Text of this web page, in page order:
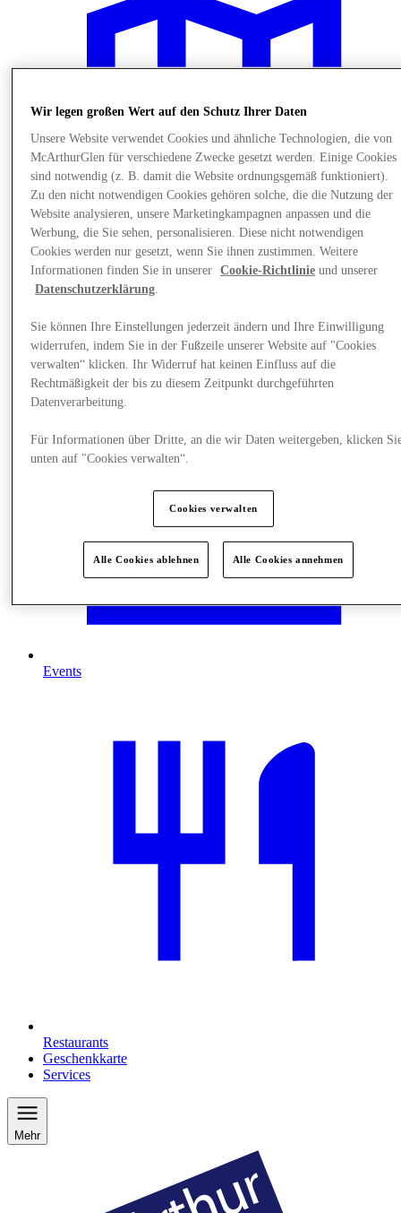
Plane Deinen Besuch
Events
Restaurants
Geschenkkarte
Services
Mehr
Wir legen großen Wert auf den Schutz Ihrer Daten
Unsere Website verwendet Cookies und ähnliche Technologien, die von
McArthurGlen für verschiedene Zwecke gesetzt werden. Einige Cookies
sind notwendig (z. B. damit die Website ordnungsgemäß funktioniert).
Zu den nicht notwendigen Cookies gehören solche, die die Nutzung der
Website analysieren, unsere Marketingkampagnen anpassen und die
Werbung, die Sie sehen, personalisieren. Diese nicht notwendigen
Cookies werden nur gesetzt, wenn Sie ihnen zustimmen. Weitere
Informationen finden Sie in unserer
Cookie-Richtlinie und unserer
Datenschutzerklärung
Sie können Ihre Einstellungen jederzeit ändern und Ihre Einwilligung
widerrufen, indem Sie in der Fußzeile unserer Website auf "Cookies
verwalten“ klicken. Ihr Widerruf hat keinen Einfluss auf die
Rechtmäßigkeit der bis zu diesem Zeitpunkt durchgeführten
Datenverarbeitung.
Für Informationen über Dritte, an die wir Daten weitergeben, klicken
unten auf "Cookies verwalten“.
Cookies verwalten
Alle Cookies ablehnen Alle Cookies annehmen